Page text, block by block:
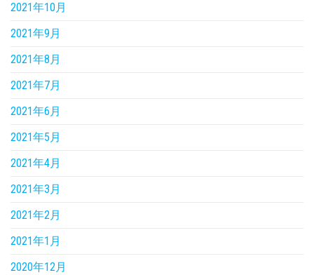
2021年10月
2021年9月
2021年8月
2021年7月
2021年6月
2021年5月
2021年4月
2021年3月
2021年2月
2021年1月
2020年12月